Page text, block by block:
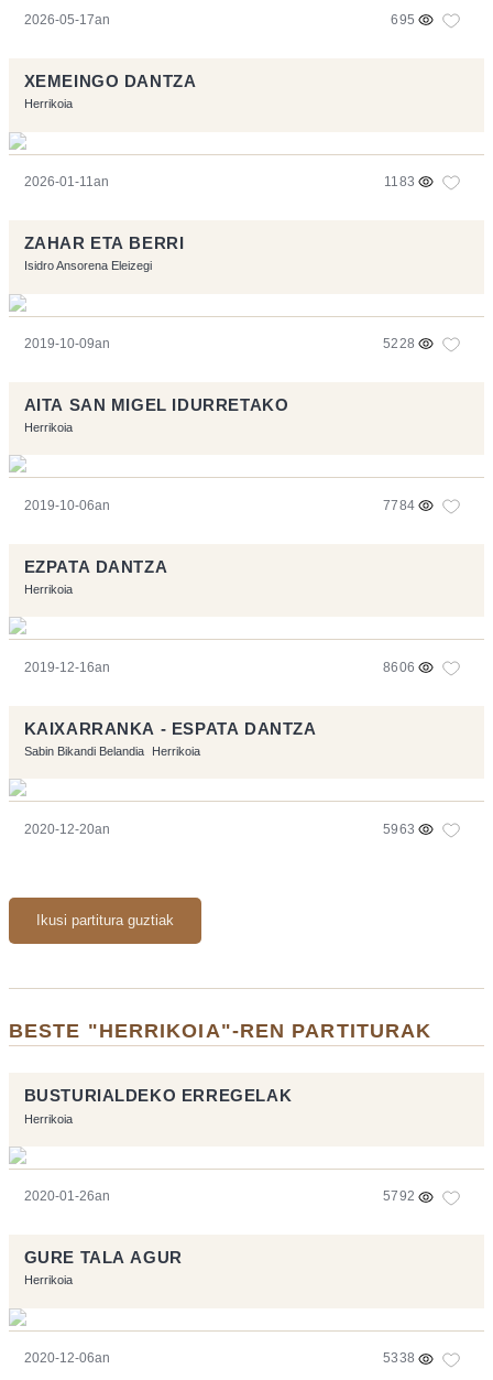
2026-05-17an 695
XEMEINGO DANTZA
Herrikoia
2026-01-11an 1183
ZAHAR ETA BERRI
Isidro Ansorena Eleizegi
2019-10-09an 5228
AITA SAN MIGEL IDURRETAKO
Herrikoia
2019-10-06an 7784
EZPATA DANTZA
Herrikoia
2019-12-16an 8606
KAIXARRANKA - ESPATA DANTZA
Sabin Bikandi Belandia Herrikoia
2020-12-20an 5963
Ikusi partitura guztiak
BESTE "HERRIKOIA"-REN PARTITURAK
BUSTURIALDEKO ERREGELAK
Herrikoia
2020-01-26an 5792
GURE TALA AGUR
Herrikoia
2020-12-06an 5338